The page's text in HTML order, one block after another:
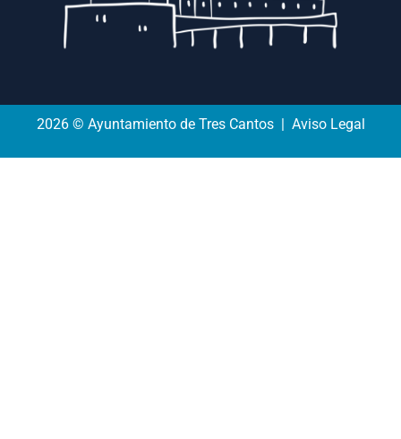
2026 © Ayuntamiento de Tres Cantos | Aviso Legal